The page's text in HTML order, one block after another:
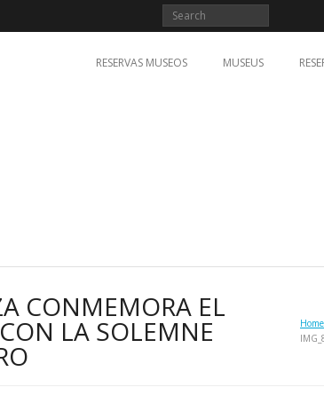
RESERVAS MUSEOS MUSEUS
CONMEMORA EL
LA SOLEMNE Home